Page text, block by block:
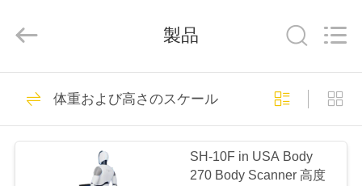
へ
2019
shanghe
technology
Reserved.
体重および高さの
スケール
219
製品
体重および高さのスケール
SH-10F in USA Body
270 Body Scanner 高度